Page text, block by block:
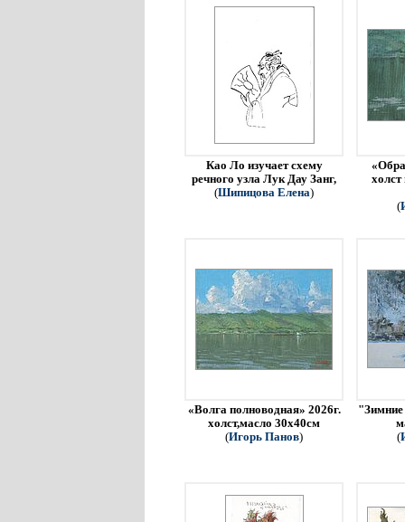
Као Ло изучает схему
речного узла Лук Дау Занг,
(Шипицова Елена)
холст
(
«Волга полноводная» 2026г.
холст,масло 30х40см
(Игорь Панов)
"Зимние
(